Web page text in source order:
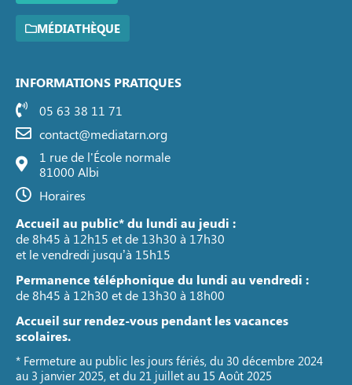
MÉDIATHÈQUE
INFORMATIONS PRATIQUES
05 63 38 11 71
contact@mediatarn.org
1 rue de l'École normale
81000 Albi
Horaires
Accueil au public* du lundi au jeudi :
de 8h45 à 12h15 et de 13h30 à 17h30
et le vendredi jusqu’à 15h15
Permanence téléphonique du lundi au vendredi :
de 8h45 à 12h30 et de 13h30 à 18h00
Accueil sur rendez-vous pendant les vacances
scolaires.
* Fermeture au public les jours fériés, du 30 décembre 2024
au 3 janvier 2025, et du 21 juillet au 15 Août 2025